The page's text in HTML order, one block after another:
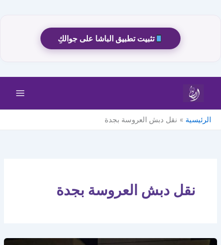
تثبيت تطبيق الباشا على جوالكِ
الرئيسية
نقل دبش العروسة بجدة
نقل دبش العروسة بجدة